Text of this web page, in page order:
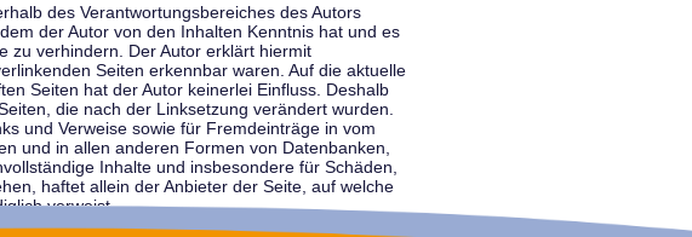
des Verantwortungsbereiches des Autors
der Autor von den Inhalten Kenntnis hat und es
zu verhindern. Der Autor erklärt hiermit
Seiten erkennbar waren. Auf die aktuelle
Seiten hat der Autor keinerlei Einfluss. Deshalb
die nach der Linksetzung verändert wurden.
und Verweise sowie für Fremdeinträge in vom
und in allen anderen Formen von Datenbanken,
Inhalte und insbesondere für Schäden,
haftet allein der Anbieter der Seite, auf welche
verweist.